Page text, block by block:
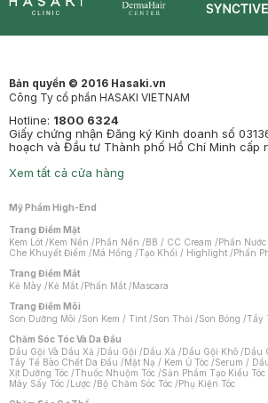
Bản quyền © 2016 Hasaki.vn
Công Ty cổ phần HASAKI VIETNAM
Hotline: 1800 6324
Giấy chứng nhận Đăng ký Kinh doanh số
hoạch và Đầu tư Thành phố Hồ Chí Minh cấp
Xem tất cả cửa hàng
Mỹ Phẩm High-End
Trang Điểm Mặt
Kem Lót /Kem Nền /Phấn Nền /BB / CC Cream /Phấn
Che Khuyết Điểm /Má Hồng /Tạo Khối / Highlight /Phấn
Trang Điểm Mắt
Kẻ Mày /Kẻ Mắt /Phấn Mắt /Mascara
Trang Điểm Môi
Son Dưỡng Môi /Son Kem / Tint /Son Thỏi /Son Bóng /Tẩy
Chăm Sóc Tóc Và Da Đầu
Dầu Gội Và Dầu Xả /Dầu Gội /Dầu Xả /Dầu Gội Khô /Dầu
Tẩy Tế Bào Chết Da Đầu /Mặt Nạ / Kem Ủ Tóc /Serum /
Xịt Dưỡng Tóc /Thuốc Nhuộm Tóc /Sản Phẩm Tạo Kiểu Tóc
Máy Sấy Tóc /Lược /Bộ Chăm Sóc Tóc /Phụ Kiện Tóc